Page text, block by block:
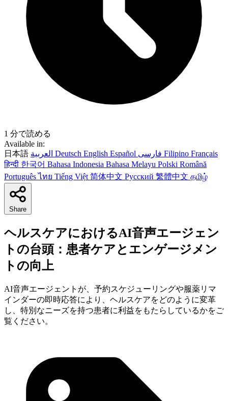
1 分で読める
Available in:
日本語
Deutsch English Español Filipino Français
हिन्दी 한국어 Bahasa Indonesia Bahasa Melayu Polski Română
Portuguêsไทย Tiếng Việt 简体中文 Русский 繁體中文 தமிழ்
Share
ヘルスケアにおけるAI音声エージェン
トの台頭：患者ケアとエンゲージメン
トの向上
AI音声エージェントが、予約スケジューリングや服薬リマ
インダーの即時応答により、ヘルスケアをどのように変革
し、特別なニーズを持つ患者に利益をもたらしているかをご
覧ください。